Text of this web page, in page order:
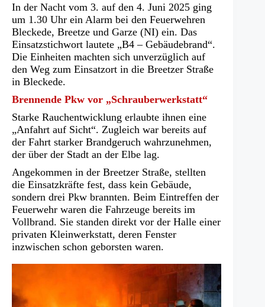
In der Nacht vom 3. auf den 4. Juni 2025 ging
um 1.30 Uhr ein Alarm bei den Feuerwehren
Bleckede, Breetze und Garze (NI) ein. Das
Einsatzstichwort lautete „B4 – Gebäudebrand“.
Die Einheiten machten sich unverzüglich auf
den Weg zum Einsatzort in die Breetzer Straße
in Bleckede.
Brennende Pkw vor „Schrauberwerkstatt“
Starke Rauchentwicklung erlaubte ihnen eine
„Anfahrt auf Sicht“. Zugleich war bereits auf
der Fahrt starker Brandgeruch wahrzunehmen,
der über der Stadt an der Elbe lag.
Angekommen in der Breetzer Straße, stellten
die Einsatzkräfte fest, dass kein Gebäude,
sondern drei Pkw brannten. Beim Eintreffen der
Feuerwehr waren die Fahrzeuge bereits im
Vollbrand. Sie standen direkt vor der Halle einer
privaten Kleinwerkstatt, deren Fenster
inzwischen schon geborsten waren.